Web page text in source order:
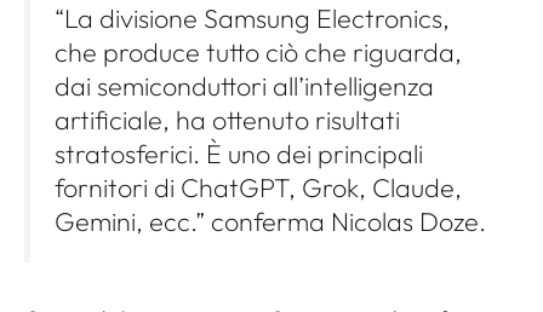
“La divisione Samsung Electronics,
che produce tutto ciò che riguarda,
dai semiconduttori all’intelligenza
artificiale, ha ottenuto risultati
stratosferici. È uno dei principali
fornitori di ChatGPT, Grok, Claude,
Gemini, ecc.” conferma Nicolas Doze.